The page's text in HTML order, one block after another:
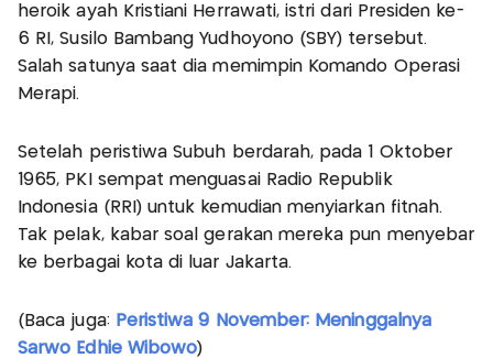
heroik ayah Kristiani Herrawati, istri dari Presiden ke-
6 RI, Susilo Bambang Yudhoyono (SBY) tersebut.
Salah satunya saat dia memimpin Komando Operasi
Merapi.
Setelah peristiwa Subuh berdarah, pada 1 Oktober
1965, PKI sempat menguasai Radio Republik
Indonesia (RRI) untuk kemudian menyiarkan fitnah.
Tak pelak, kabar soal gerakan mereka pun menyebar
ke berbagai kota di luar Jakarta.
(Baca juga: Peristiwa 9 November: Meninggalnya
Sarwo Edhie Wibowo)